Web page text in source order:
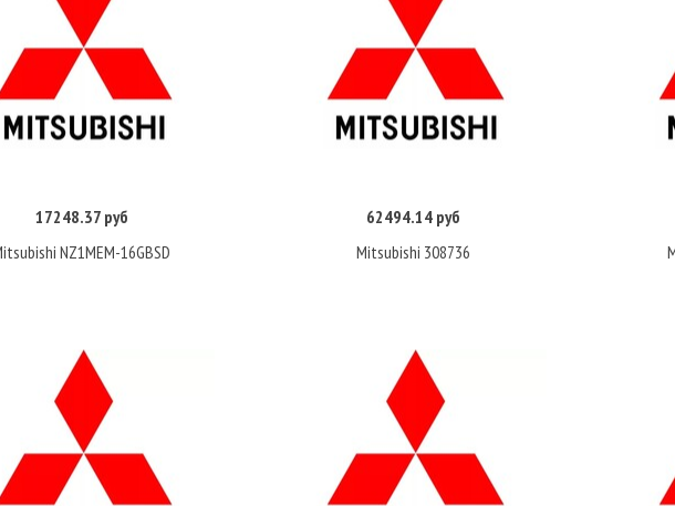
Купить
17248.37 руб
NZ1MEM-16GBSD
Купить
62494.14 руб
Mitsubishi 308736